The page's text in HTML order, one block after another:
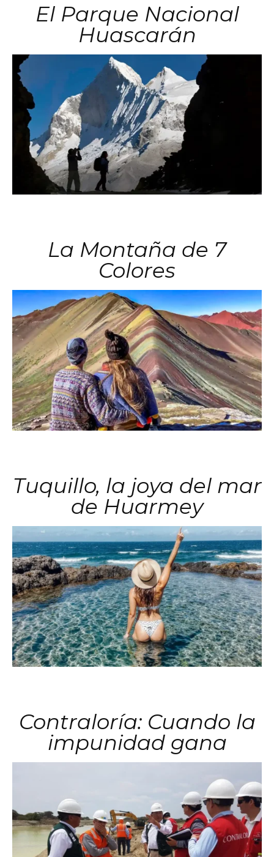
El Parque Nacional
Huascarán
La Montaña de 7
Colores
Tuquillo, la joya del mar
de Huarmey
Contraloría: Cuando la
impunidad gana